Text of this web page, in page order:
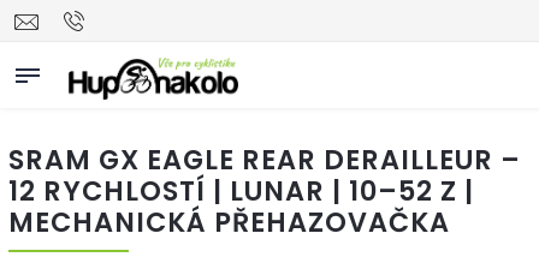
SRAM GX EAGLE REAR DERAILLEUR –
12 RYCHLOSTÍ | LUNAR | 10–52 Z |
MECHANICKÁ PŘEHAZOVAČKA